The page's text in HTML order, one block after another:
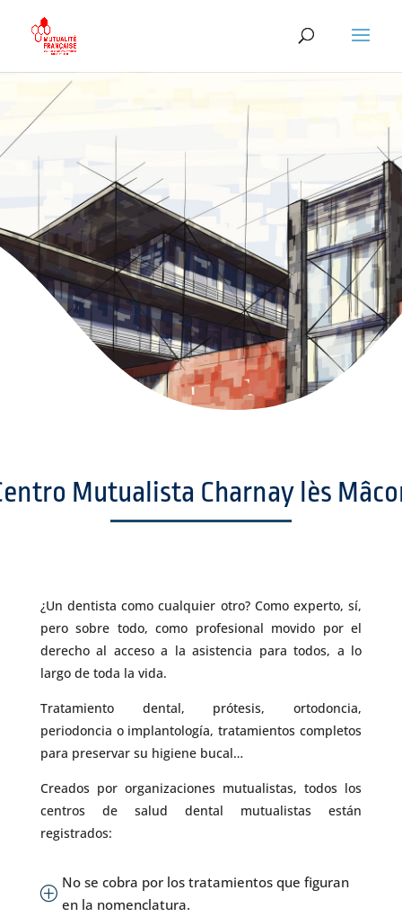
Mutualista Charnay lès
¿Un dentista como cualquier otro? Como experto, sí,
pero sobre todo, como profesional movido por el
derecho al acceso a la asistencia para todos, a lo
largo de toda la vida.
Tratamiento dental, prótesis, ortodoncia,
periodoncia o implantología, tratamientos completos
para preservar su higiene bucal…
Creados por organizaciones mutualistas, todos los
centros de salud dental mutualistas están
registrados:
P
No se cobra por los tratamientos que figuran
en la nomenclatura.